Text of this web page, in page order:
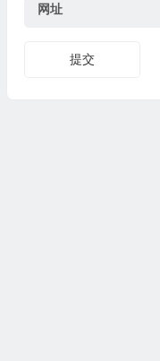
网址
提交